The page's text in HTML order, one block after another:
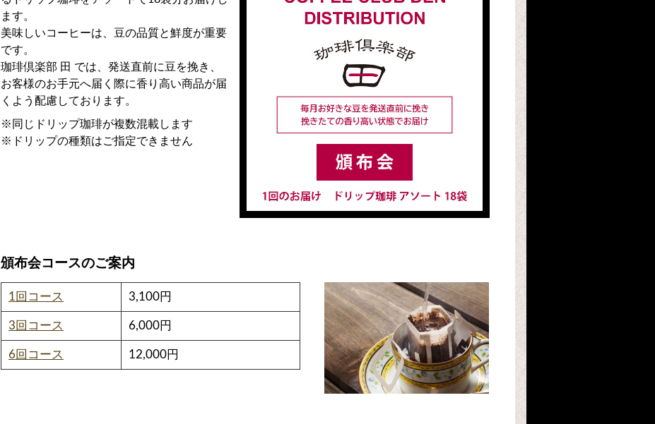
ます。
美味しいコーヒーは、豆の品質と鮮度が重要
です。
珈琲倶楽部 田 では、発送直前に豆を挽き、
お客様のお手元へ届く際に香り高い商品が届
くよう配慮しております。
※同じドリップ珈琲が複数混載します
※ドリップの種類はご指定できません
頒布会コースのご案内
1回コース 3,100円
3回コース 6,000円
6回コース 12,000円